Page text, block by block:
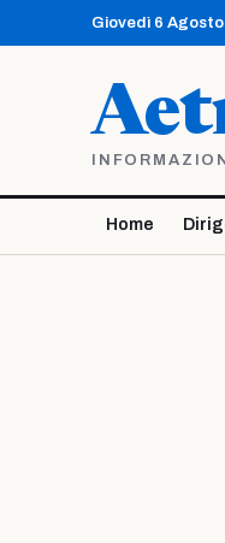
contenuto
Giovedì 6
Home